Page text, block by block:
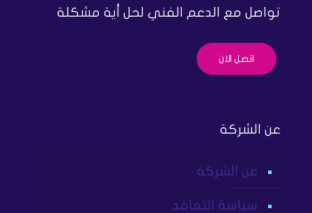
تواصل مع الدعم الفني لحل أية مشكلة
اتصل الان
عن الشركة
عن الشركة
سياسة التعاقد